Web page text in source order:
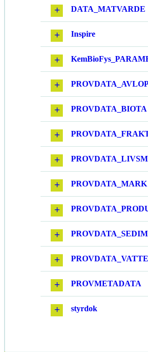
DATA_MATVARDE
Inspire
PROVDATA_BIOTA
PROVDATA_MARK
PROVMETADATA
styrdok